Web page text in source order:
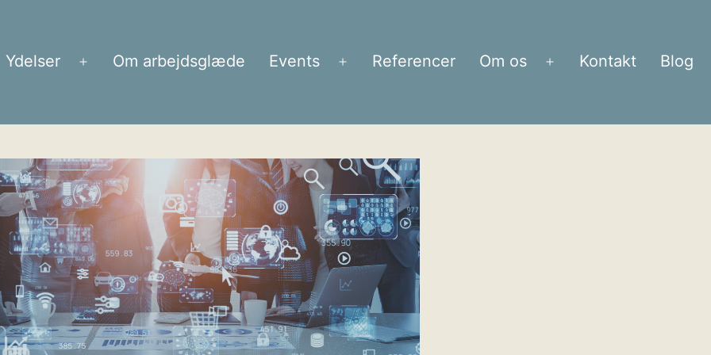
Ydelser Om arbejdsglæde Events Referencer Om os Kontakt Blog